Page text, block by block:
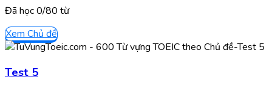
Đã học0/80 từ
Xem Chủ đề
Test 5